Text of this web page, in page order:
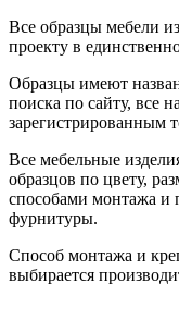
Все образцы мебели
проекту в
Образцы имеют
поиска по сайту, все
зарегистрированным
Все мебельные
образцов по цвету,
способами монтажа и
фурнитуры.
Способ монтажа и
выбирается